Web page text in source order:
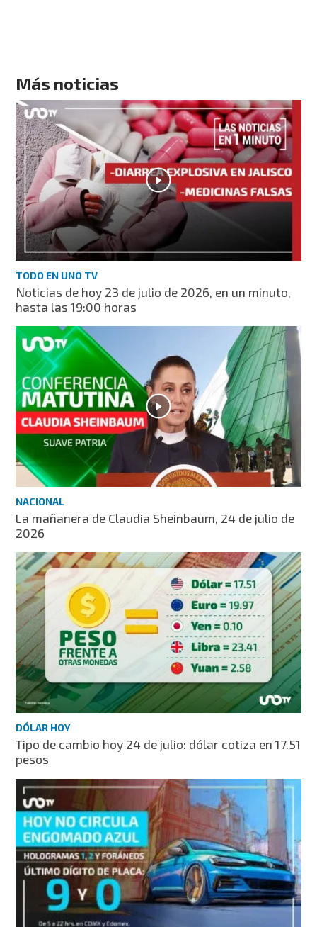
Más noticias
TODO EN UNO TV
Noticias de hoy 23 de julio de 2026, en un minuto,
hasta las 19:00 horas
NACIONAL
La mañanera de Claudia Sheinbaum, 24 de julio de
2026
DÓLAR HOY
Tipo de cambio hoy 24 de julio: dólar cotiza en 17.51
pesos